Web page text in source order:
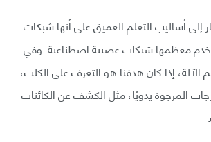
إلى أساليب التعلم العميق على أنها شبكات
معظمها شبكات عصبية اصطناعية. وفي
الآلة، إذا كان هدفنا هو التعرف على الكلب،
المرجوة يدويًا، مثل الكشف عن الكائنات